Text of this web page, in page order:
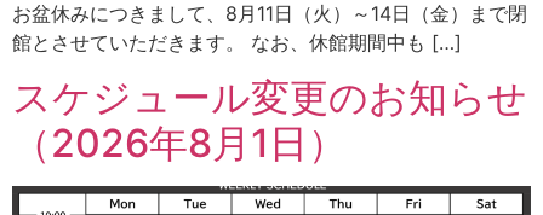
お盆休みにつきまして、8月11日（火）～14日（金）まで閉
館とさせていただきます。 なお、休館期間中も […]
スケジュール変更のお知らせ
（2026年8月1日）